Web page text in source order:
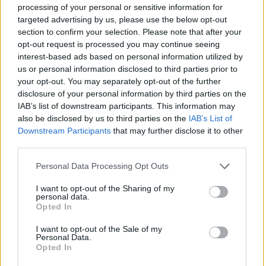
processing of your personal or sensitive information for
targeted advertising by us, please use the below opt-out
section to confirm your selection. Please note that after your
opt-out request is processed you may continue seeing
interest-based ads based on personal information utilized by
us or personal information disclosed to third parties prior to
your opt-out. You may separately opt-out of the further
disclosure of your personal information by third parties on the
IAB’s list of downstream participants. This information may
also be disclosed by us to third parties on the IAB’s List of
Downstream Participants that may further disclose it to other
Please note that this website/app uses one or more Google
not limited to your visit or usage behaviour. You may click to
grant or deny consent to Google and its third-party tags to
use your data for below specified purposes in below Google
consent section.
Personal Data Processing Opt Outs
I want to opt-out of the Sharing of my
personal data.
Opted In
I want to opt-out of the Sale of my
Personal Data.
Opted In
ΑΙΧΜΕΣ
ΑΙΧΜΕΣ: Και άλλες αποχωρήσεις και
άλλες συμφωνίες
Το Καλοκαίρι αυτό στα ΜΜΕ θυμίζει αίθουσα αφίξεων και
άλλου καταλήγουν σε άλλο σημείο. Η κινητικότητα είναι
δεν είναι ορατοί προς το παρόν. Λέγεται πως ο Ιβάν Σαββίδης
τα βρήκε με την κυβέρνηση, […]